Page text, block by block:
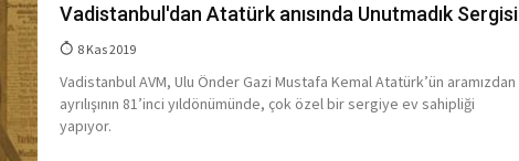
Vadistanbul'dan Atatürk anısında Unutmadık Sergisi
8 Kas 2019
Vadistanbul AVM, Ulu Önder Gazi Mustafa Kemal Atatürk’ün aramızdan
ayrılışının 81’inci yıldönümünde, çok özel bir sergiye ev sahipliği
yapıyor.